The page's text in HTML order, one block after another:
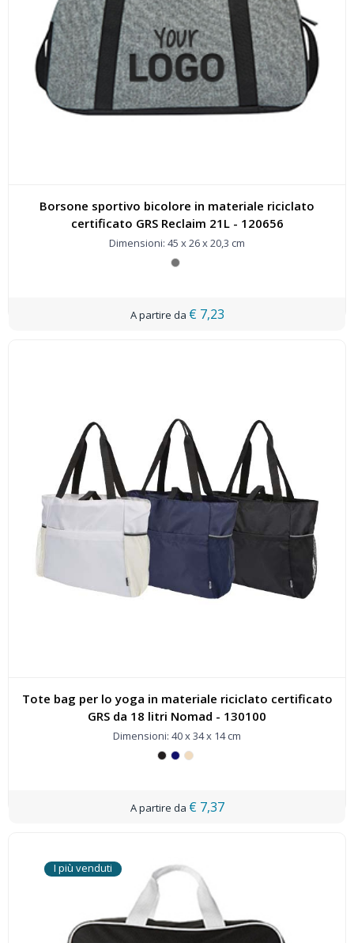
Borsone sportivo bicolore in materiale riciclato
certificato GRS Reclaim 21L - 120656
Dimensioni: 45 x 26 x 20,3 cm
€ 7,23
Tote bag per lo yoga in materiale riciclato certificato
GRS da 18 litri Nomad - 130100
Dimensioni: 40 x 34 x 14 cm
€ 7,37
I più venduti